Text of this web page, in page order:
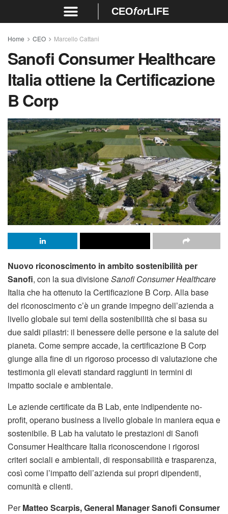
CEOforLIFE
Home CEO Marcello Cattani
Sanofi Consumer Healthcare
Italia ottiene la Certificazione
B Corp
Nuovo riconoscimento in ambito sostenibilità per
Sanofi, con la sua divisioneSanofi Consumer Healthcare
Italia che ha ottenuto la Certificazione B Corp. Alla base
del riconoscimento c’è un grande impegno dell’azienda a
livello globale sui temi della sostenibilità che si basa su
due saldi pilastri: il benessere delle persone e la salute del
pianeta. Come sempre accade, la certificazione B Corp
giunge alla fine di un rigoroso processo di valutazione che
testimonia gli elevati standard raggiunti in termini di
impatto sociale e ambientale.
Le aziende certificate da B Lab, ente indipendente no-
profit, operano business a livello globale in maniera equa e
sostenibile. B Lab ha valutato le prestazioni di Sanofi
Consumer Healthcare Italia riconoscendone i rigorosi
criteri sociali e ambientali, di responsabilità e trasparenza,
così come l’impatto dell’azienda sui propri dipendenti,
comunità e clienti.
PerMatteo Scarpis, General Manager Sanofi Consumer